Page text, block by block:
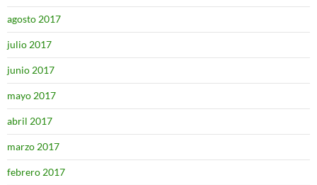
agosto 2017
julio 2017
junio 2017
mayo 2017
abril 2017
marzo 2017
febrero 2017